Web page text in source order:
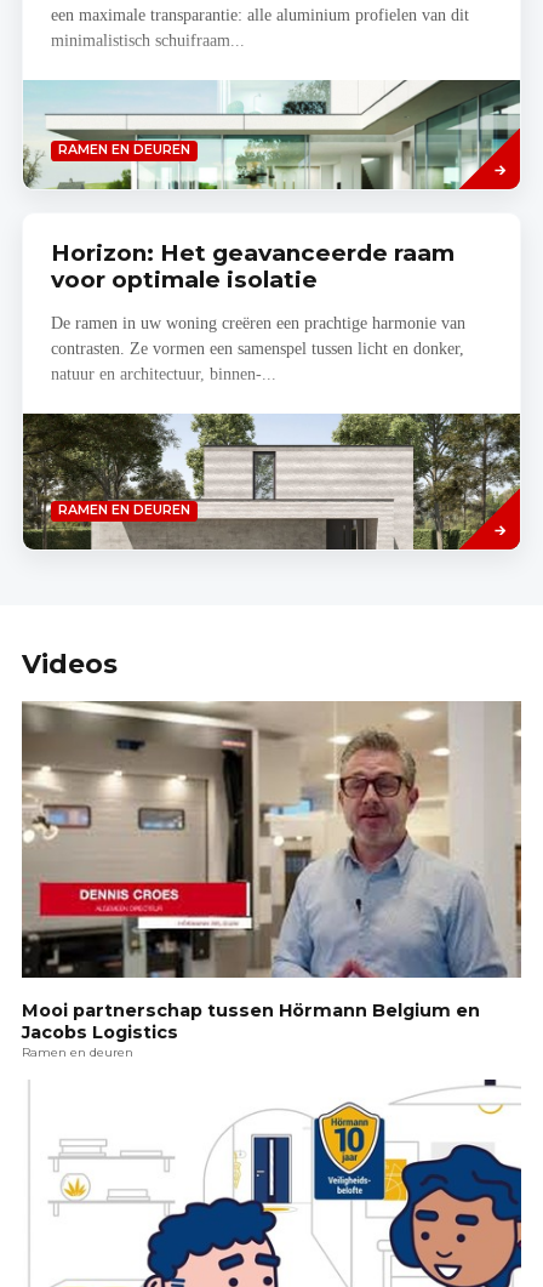
een maximale transparantie: alle aluminium profielen van dit
minimalistisch schuifraam...
RAMEN EN DEUREN
Lees
meer
Horizon: Het geavanceerde raam
voor optimale isolatie
De ramen in uw woning creëren een prachtige harmonie van
contrasten. Ze vormen een samenspel tussen licht en donker,
natuur en architectuur, binnen-...
RAMEN EN DEUREN
Read
more
Videos
Mooi partnerschap tussen Hörmann Belgium en
Jacobs Logistics
Ramen en deuren